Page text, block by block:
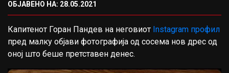
ОБЈАВЕНО НА: 28.05.2021
Капитенот Горан Пандев на неговиот Instagram профил
пред малку објави фотографија од сосема нов дрес од
оној што беше претставен денес.